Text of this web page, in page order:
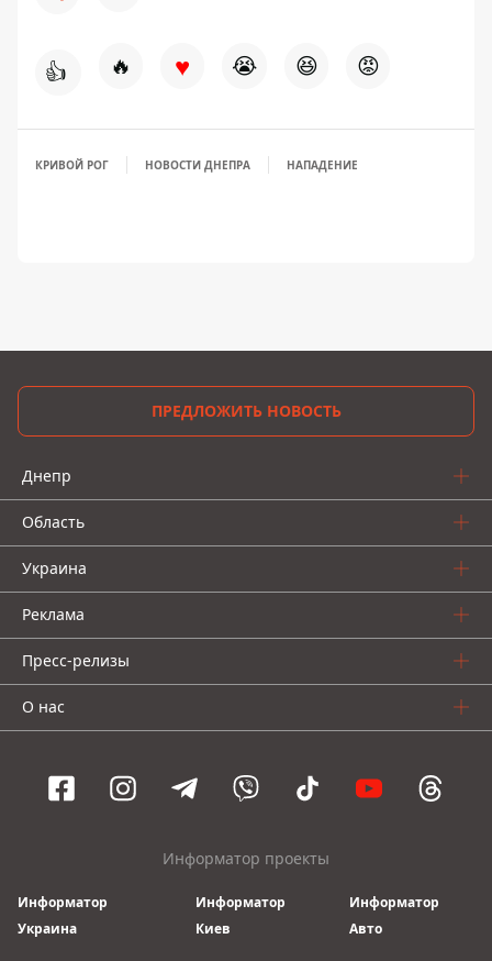
👍 🔥 ♥ 😭 😆 😡
КРИВОЙ РОГ НОВОСТИ ДНЕПРА НАПАДЕНИЕ
ПРЕДЛОЖИТЬ НОВОСТЬ
Днепр
Область
Украина
Реклама
Пресс-релизы
О нас
Информатор проекты
Информатор
Украина
Информатор
Киев
Информатор
Авто